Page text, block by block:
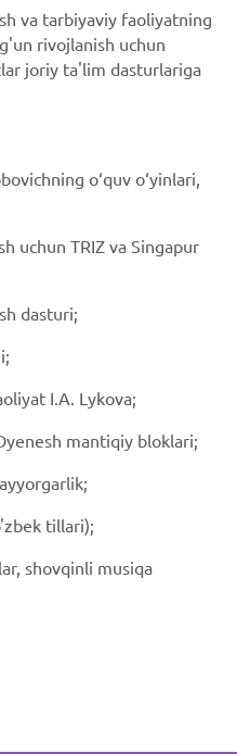
va tarbiyaviy faoliyatning
rivojlanish uchun
joriy ta'lim dasturlariga
o‘quv o‘yinlari,
uchun TRIZ va Singapur
dasturi;
I.A. Lykova;
mantiqiy bloklari;
tillari);
shovqinli musiqa